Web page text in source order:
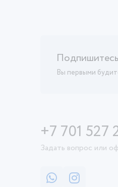
Вы первыми
+7 701 527
Задать вопрос или